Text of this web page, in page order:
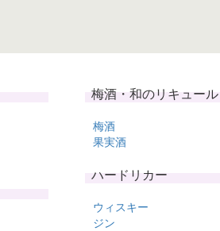
梅酒・和のリキュール
梅酒
果実酒
ハードリカー
ウィスキー
ジン